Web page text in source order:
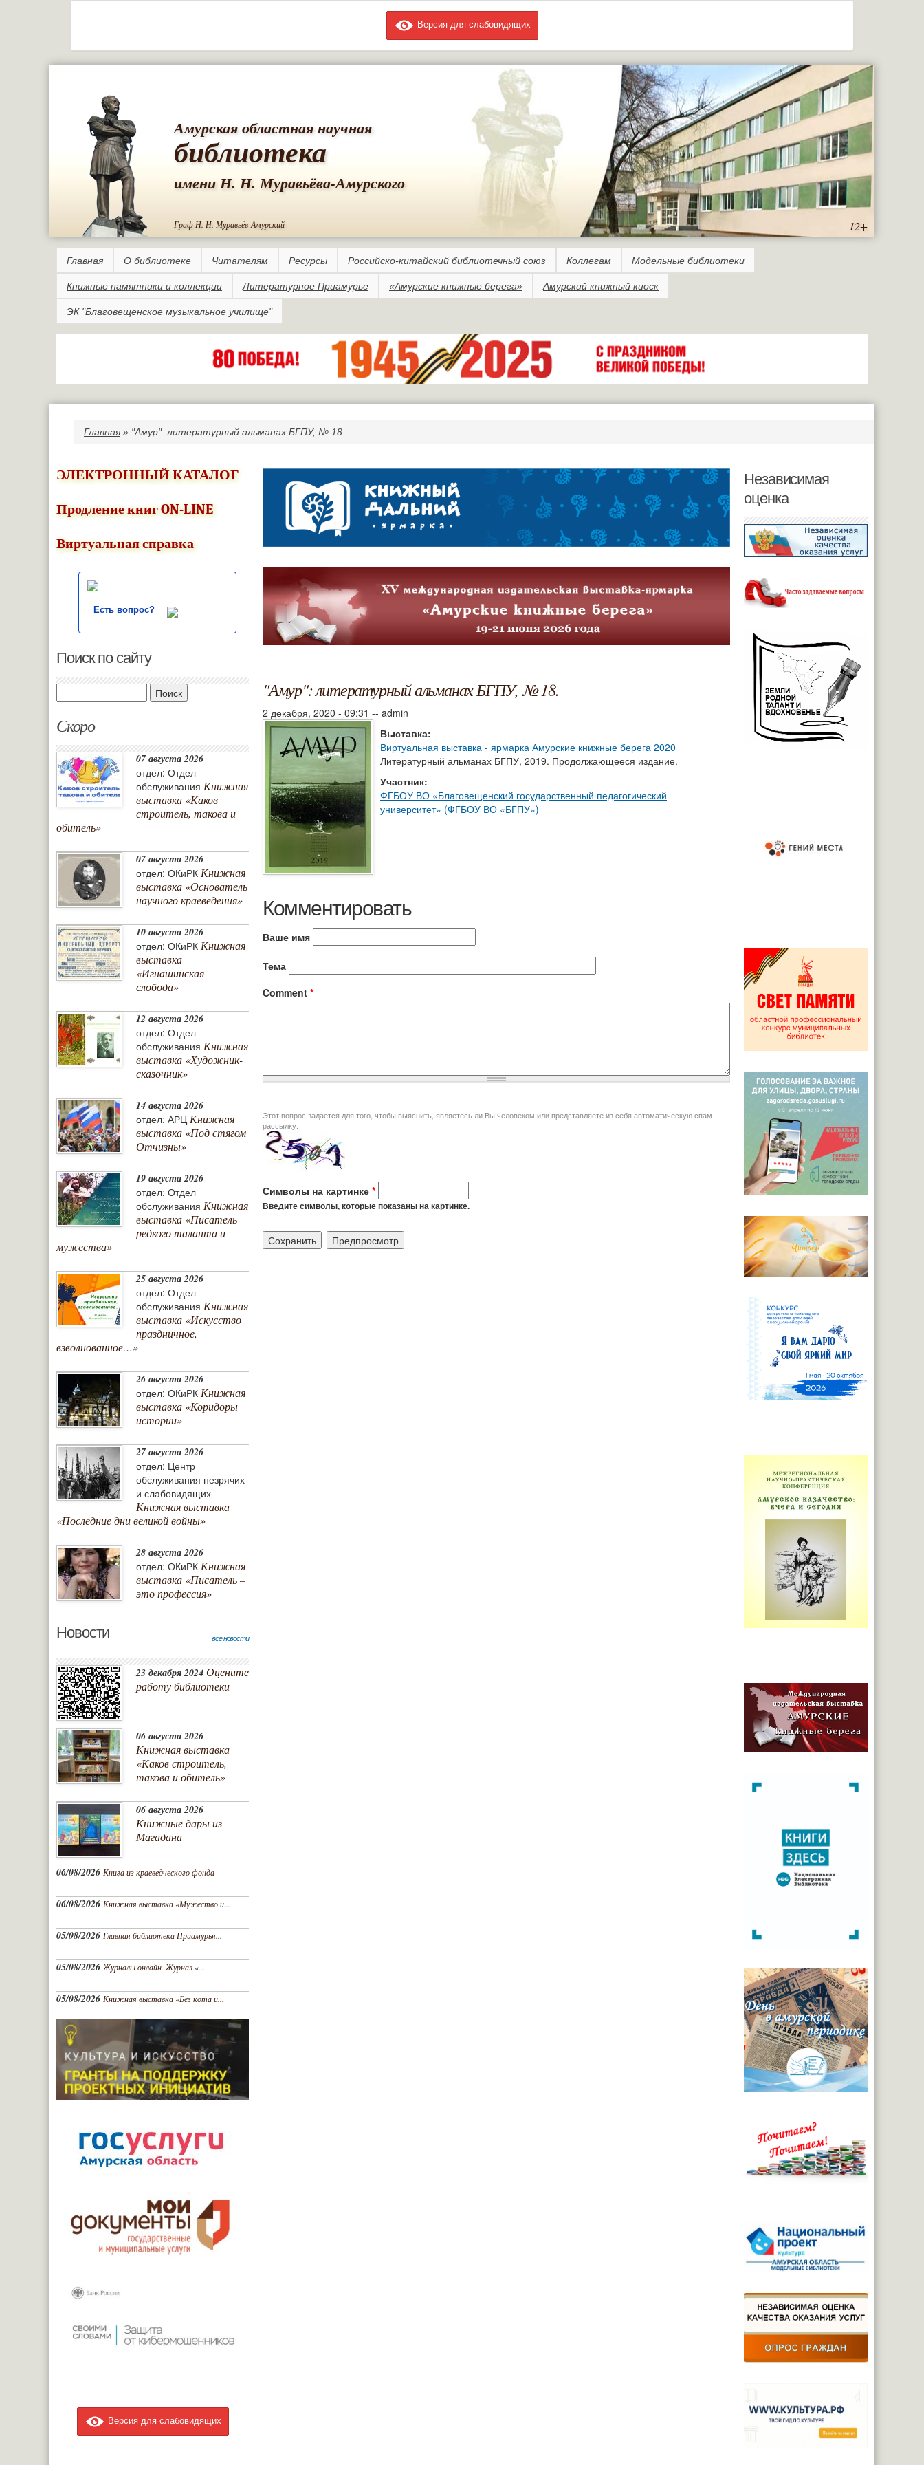
Версия для слабовидящих
Амурская областная научная
библиотека
имени Н. Н. Муравьёва-Амурского
Граф Н. Н. Муравьёв-Амурский 12+
Главная О библиотеке Читателям Ресурсы Российско-китайский библиотечный союз Коллегам Модельные библиотеки
Книжные памятники и коллекции Литературное Приамурье «Амурские книжные берега» Амурский книжный киоск
ЭК "Благовещенское музыкальное училище"
Вы здесь
Главная » "Амур": литературный альманах БГПУ, № 18.
ЭЛЕКТРОННЫЙ КАТАЛОГ
Продление книг ON-LINE
Виртуальная справка
Есть вопрос?
Поиск по сайту
Скоро
07 августа 2026
отдел: Отдел
обслуживания Книжная
выставка «Каков
строитель, такова и
обитель»
07 августа 2026
отдел: ОКиРК Книжная
выставка «Основатель
научного краеведения»
10 августа 2026
отдел: ОКиРК Книжная
выставка
«Игнашинская
слобода»
12 августа 2026
отдел: Отдел
обслуживания Книжная
выставка «Художник-
сказочник»
14 августа 2026
отдел: АРЦ Книжная
выставка «Под стягом
Отчизны»
19 августа 2026
отдел: Отдел
обслуживания Книжная
выставка «Писатель
редкого таланта и
мужества»
25 августа 2026
отдел: Отдел
обслуживания Книжная
выставка «Искусство
праздничное,
взволнованное…»
26 августа 2026
отдел: ОКиРК Книжная
выставка «Коридоры
истории»
27 августа 2026
отдел: Центр
обслуживания незрячих
и слабовидящих
Книжная выставка
«Последние дни великой войны»
28 августа 2026
отдел: ОКиРК Книжная
выставка «Писатель –
это профессия»
Новости все новости
23 декабря 2024 Оцените
работу библиотеки
06 августа 2026
Книжная выставка
«Каков строитель,
такова и обитель»
06 августа 2026
Книжные дары из
Магадана
06/08/2026 Книга из краеведческого фонда
06/08/2026 Книжная выставка «Мужество и...
05/08/2026 Главная библиотека Приамурья...
05/08/2026Журналы онлайн. Журнал «...
05/08/2026 Книжная выставка «Без кота и...
Версия для слабовидящих
"Амур": литературный альманах БГПУ, № 18.
2 декабря, 2020 - 09:31 -- admin
Выставка:
Виртуальная выставка - ярмарка Амурские книжные берега 2020
Литературный альманах БГПУ, 2019. Продолжающееся издание.
Участник:
ФГБОУ ВО «Благовещенский государственный педагогический
университет» (ФГБОУ ВО «БГПУ»)
Комментировать
Ваше имя
Тема
Comment *
Этот вопрос задается для того, чтобы выяснить, являетесь ли Вы человеком или представляете из себя автоматическую спам-
рассылку.
Символы на картинке *
Введите символы, которые показаны на картинке.
Независимая
оценка